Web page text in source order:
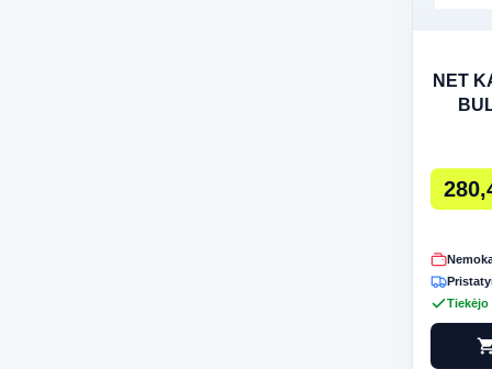
NET
Tiekėjo